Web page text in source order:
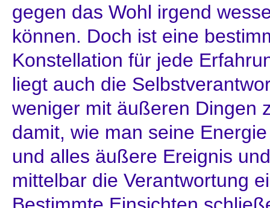
gegen das Wohl irgend
können. Doch ist eine
Konstellation für jede
liegt auch die
weniger mit äußeren Dingen
damit, wie man seine
und alles äußere Ereignis
mittelbar die Verantwortung